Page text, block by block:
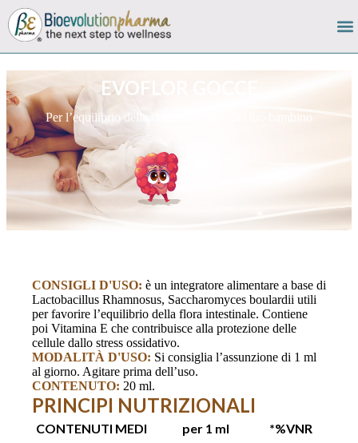
EVOFLOR GOCCE
Per l’equilibrio della flora intestinale del tuo bambino
CONSIGLI D'USO: è un integratore alimentare a base di
Lactobacillus Rhamnosus, Saccharomyces boulardii utili
per favorire l’equilibrio della flora intestinale. Contiene
poi Vitamina E che contribuisce alla protezione delle
cellule dallo stress ossidativo.
MODALITÀ D'USO: Si consiglia l’assunzione di 1 ml
al giorno. Agitare prima dell’uso.
CONTENUTO: 20 ml.
PRINCIPI NUTRIZIONALI
CONTENUTI MEDI per 1 ml
*%VNR